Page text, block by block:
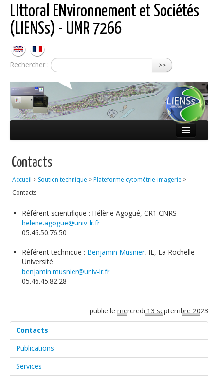
LIttoral ENvironnement et Sociétés
(LIENSs) - UMR 7266
Rechercher : >>
Équipes
Soutien technique
Emplois/Stages/Formations
Science pour tou·te·s
Contacts
Accueil > Soutien technique >Plateforme cytométrie-imagerie >
Contacts
Référent scientifique : Hélène Agogué, CR1 CNRS
helene.agogue@univ-lr.fr
05.46.50.76.50
Référent technique : Benjamin Musnier, IE, La Rochelle
Université
benjamin.musnier@univ-lr.fr
05.46.45.82.28
publie le mercredi 13 septembre 2023
Contacts
Publications
Services